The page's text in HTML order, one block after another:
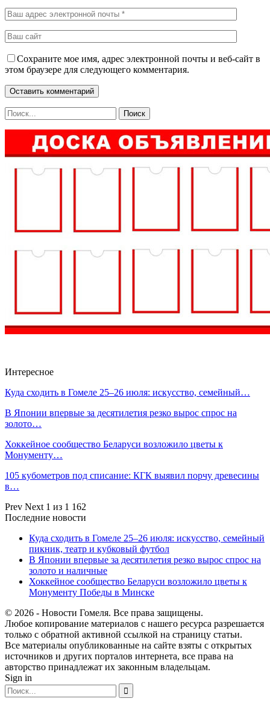
Сохраните мое имя, адрес электронной почты и веб-сайт в
этом браузере для следующего комментария.
Интересное
Куда сходить в Гомеле 25–26 июля: искусство, семейный…
В Японии впервые за десятилетия резко вырос спрос на
золото…
Хоккейное сообщество Беларуси возложило цветы к
Монументу…
105 кубометров под списание: КГК выявил порчу древесины
в…
Prev Next 1 из 1 162
Последние новости
Куда сходить в Гомеле 25–26 июля: искусство, семейный
пикник, театр и кубковый футбол
В Японии впервые за десятилетия резко вырос спрос на
золото и наличные
Хоккейное сообщество Беларуси возложило цветы к
Монументу Победы в Минске
© 2026 - Новости Гомеля. Все права защищены.
Любое копирование материалов с нашего ресурса разрешается
только с обратной активной ссылкой на страницу статьи.
Все материалы опубликованные на сайте взяты с открытых
источников и других порталов интернета, все права на
авторство принадлежат их законным владельцам.
Sign in